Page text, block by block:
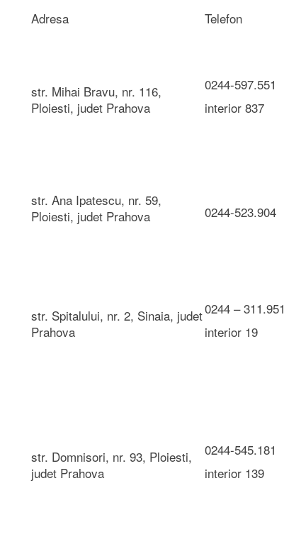
Adresa Telefon
str. Mihai Bravu, nr. 116,
Ploiesti, judet Prahova
0244-597.551
interior 837
str. Ana Ipatescu, nr. 59,
Ploiesti, judet Prahova
0244-523.904
str. Spitalului, nr. 2, Sinaia, judet
Prahova
0244 – 311.951
interior 19
str. Domnisori, nr. 93, Ploiesti,
judet Prahova
0244-545.181
interior 139